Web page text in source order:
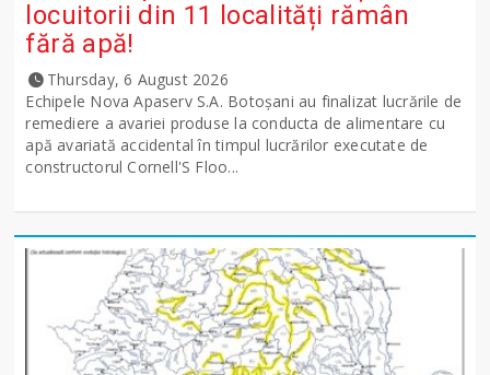
locuitorii din 11 localități rămân
fără apă!
Thursday, 6 August 2026
Echipele Nova Apaserv S.A. Botoșani au finalizat lucrările de
remediere a avariei produse la conducta de alimentare cu
apă avariată accidental în timpul lucrărilor executate de
constructorul Cornell'S Floo...